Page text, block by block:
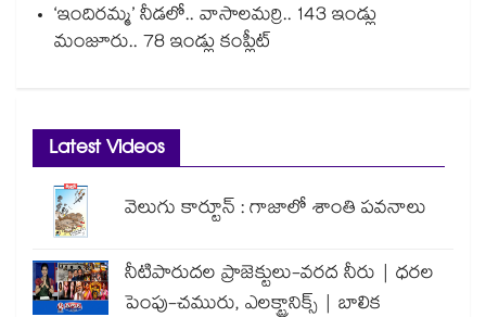
‘ఇందిరమ్మ’ నీడలో.. వాసాలమర్రి.. 143 ఇండ్లు
మంజూరు.. 78 ఇండ్లు కంప్లీట్
Latest Videos
వెలుగు కార్టూన్ : గాజాలో శాంతి పవనాలు
నీటిపారుదల ప్రాజెక్టులు-వరద నీరు | ధరల
పెంపు-చమురు, ఎలక్ట్రానిక్స్ | బాలిక